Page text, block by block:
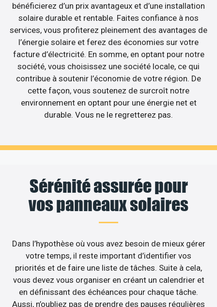
bénéficierez d’un prix avantageux et d’une installation
solaire durable et rentable. Faites confiance à nos
services, vous profiterez pleinement des avantages de
l’énergie solaire et ferez des économies sur votre
facture d’électricité. En somme, en optant pour notre
société, vous choisissez une société locale, ce qui
contribue à soutenir l’économie de votre région. De
cette façon, vous soutenez de surcroît notre
environnement en optant pour une énergie net et
durable. Vous ne le regretterez pas.
Sérénité assurée pour
vos panneaux solaires
Dans l’hypothèse où vous avez besoin de mieux gérer
votre temps, il reste important d’identifier vos
priorités et de faire une liste de tâches. Suite à cela,
vous devez vous organiser en créant un calendrier et
en définissant des échéances pour chaque tâche.
Aussi, n’oubliez pas de prendre des pauses régulières